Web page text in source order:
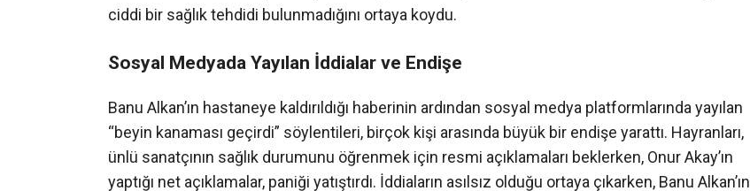
ciddi bir sağlık tehdidi bulunmadığını ortaya koydu.
Sosyal Medyada Yayılan İddialar ve Endişe
Banu Alkan’ın hastaneye kaldırıldığı haberinin ardından sosyal medya platformlarında yayılan
“beyin kanaması geçirdi” söylentileri, birçok kişi arasında büyük bir endişe yarattı. Hayranları,
ünlü sanatçının sağlık durumunu öğrenmek için resmi açıklamaları beklerken, Onur Akay’ın
yaptığı net açıklamalar, paniği yatıştırdı. İddiaların asılsız olduğu ortaya çıkarken, Banu Alkan’ın